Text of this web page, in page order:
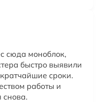
сюда моноблок,
быстро выявили
сроки.
работы и
снова.